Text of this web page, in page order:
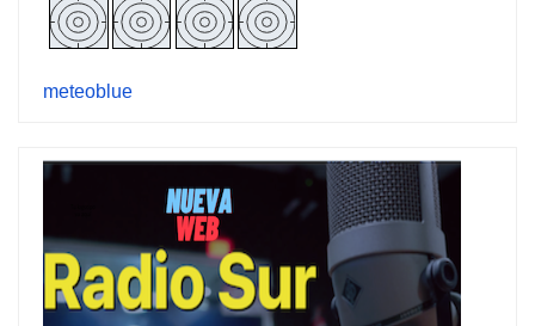
meteoblue